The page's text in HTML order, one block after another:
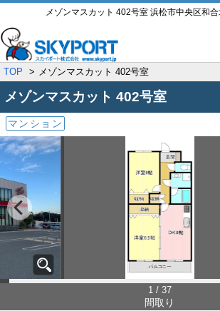
メゾンマスカット 402号室 浜松市中央区和
TOP メゾンマスカット 402号室
メゾンマスカット 402号室
マンション
1 / 37
間取り